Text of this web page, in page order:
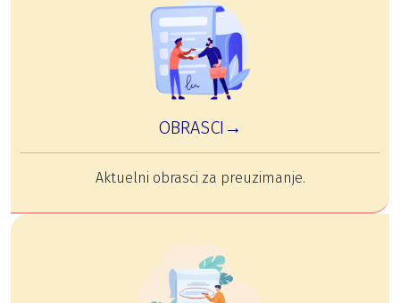
OBRASCI→
Aktuelni obrasci za preuzimanje.